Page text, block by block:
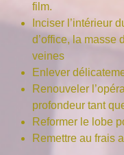
film.
Inciser l’intérieur
d’office, la masse
veines
Enlever
Renouveler
profondeur tant
Reformer le lobe
Remettre au frais